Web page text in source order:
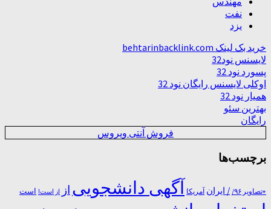
نفت
یزد
خرید بک لینک behtarinbacklink.com
لایسنس نود32
پسورد نود 32
اوکلی لایسنس رایگان نود 32
همیار نود 32
بهترین سئو
رایگان
فروش آنتی ویروس
برچسب‌ها
+تصاویر ۹۶/ / ایران آمریکا آگهی دانشجویی از از است! است